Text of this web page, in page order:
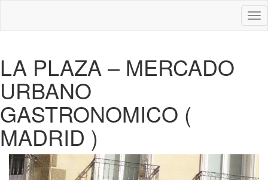
LA PLAZA – MERCADO
URBANO
GASTRONOMICO (
MADRID )